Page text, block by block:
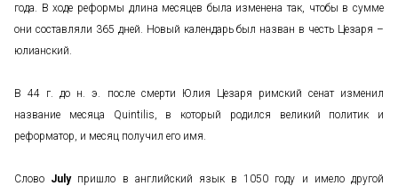
года. В ходе реформы длина месяцев была изменена так, чтобы в сумме
они составляли 365 дней. Новый календарь был назван в честь Цезаря –
юлианский.
В 44 г. до н. э. после смерти Юлия Цезаря римский сенат изменил
название месяца Quintilis, в который родился великий политик и
реформатор, и месяц получил его имя.
Слово Julyпришло в английский язык в 1050 году и имело другой